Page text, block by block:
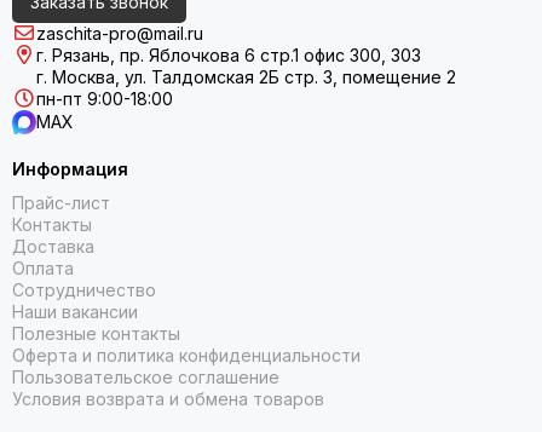
zaschita-pro@mail.ru
г. Рязань, пр. Яблочкова 6 стр.1 офис 300, 303
г. Москва, ул. Талдомская 2Б стр. 3, помещение 2
пн-пт 9:00-18:00
MAX
Информация
Прайс-лист
Контакты
Доставка
Оплата
Сотрудничество
Наши вакансии
Полезные контакты
Оферта и политика конфиденциальности
Пользовательское соглашение
Условия возврата и обмена товаров